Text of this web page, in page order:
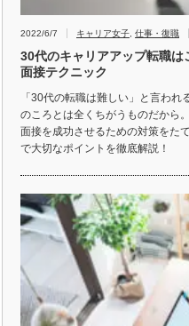
2022/6/7 キャリア女子 仕事・復職
30代のキャリアアップ転職
面接テクニック
「30代の転職は難しい」と言わ
のころとは全くちがうものだから
面接を成功させるための対策をた
で大切なポイントを徹底解説！